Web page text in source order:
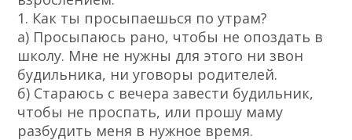
1. Как ты просыпаешься по утрам?
а) Просыпаюсь рано, чтобы не опоздать в
школу. Мне не нужны для этого ни звон
будильника, ни уговоры родителей.
б) Стараюсь с вечера завести будильник,
чтобы не проспать, или прошу маму
разбудить меня в нужное время.